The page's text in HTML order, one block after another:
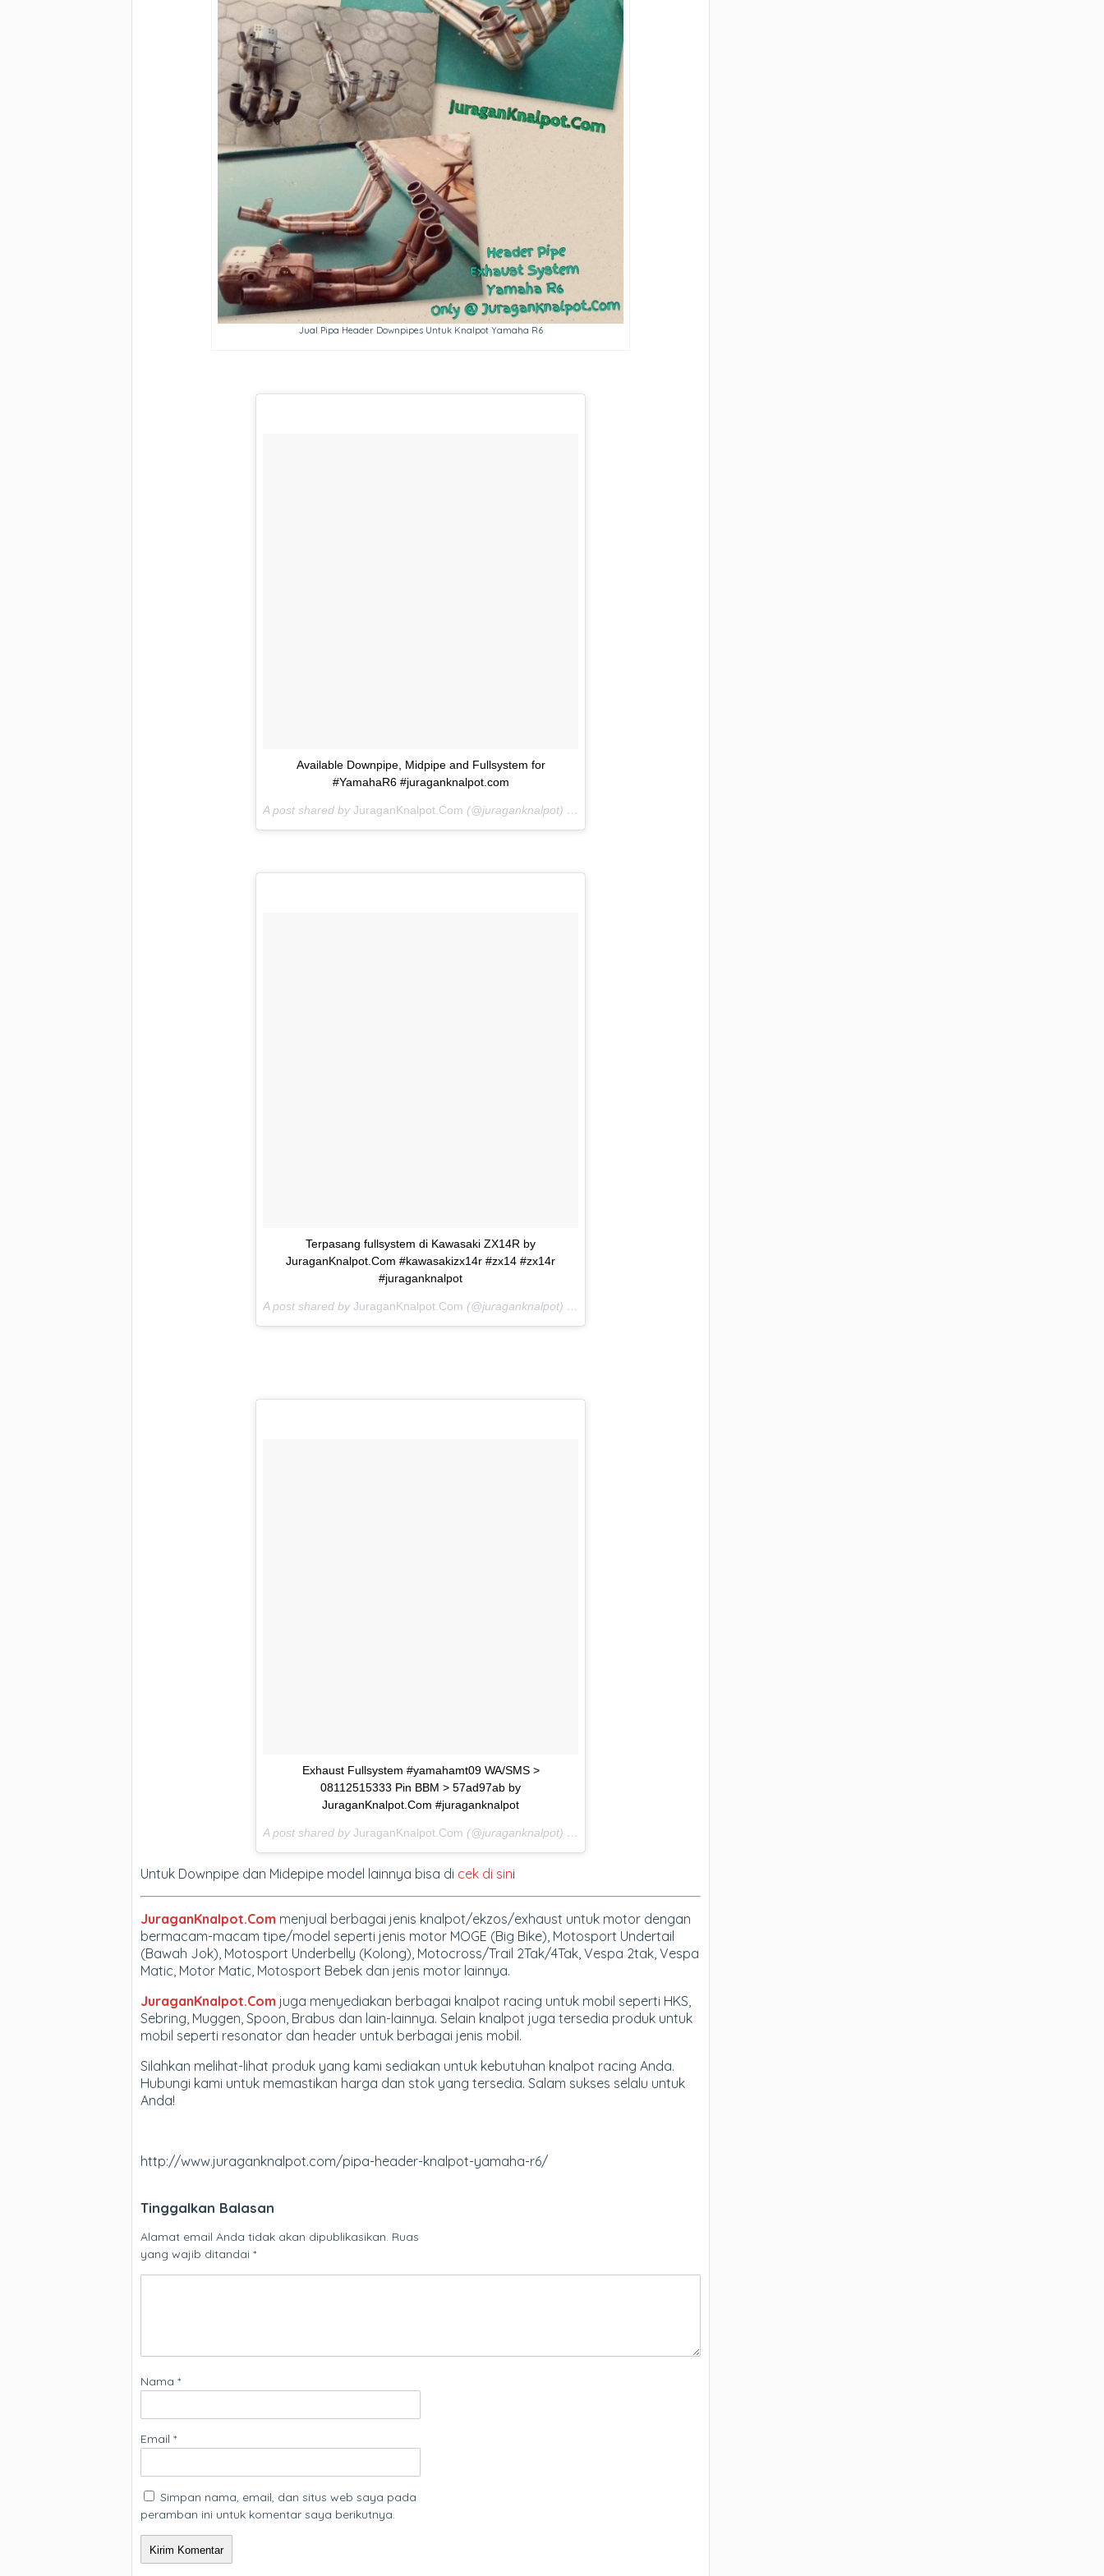
Jual Pipa Header Downpipes Untuk Knalpot Yamaha R6
Available Downpipe, Midpipe and Fullsystem for
#YamahaR6 #juraganknalpot.com
A post shared by JuraganKnalpot.Com (@juraganknalpot) on
Terpasang fullsystem di Kawasaki ZX14R by
JuraganKnalpot.Com #kawasakizx14r #zx14 #zx14r
#juraganknalpot
A post shared by JuraganKnalpot.Com (@juraganknalpot) on
Exhaust Fullsystem #yamahamt09 WA/SMS >
08112515333 Pin BBM > 57ad97ab by
JuraganKnalpot.Com #juraganknalpot
A post shared by JuraganKnalpot.Com (@juraganknalpot) on
Untuk Downpipe dan Midepipe model lainnya bisa di cek di sini
JuraganKnalpot.Com menjual berbagai jenis knalpot/ekzos/exhaust untuk motor dengan
bermacam-macam tipe/model seperti jenis motor MOGE (Big Bike), Motosport Undertail
(Bawah Jok), Motosport Underbelly (Kolong), Motocross/Trail 2Tak/4Tak, Vespa 2tak, Vespa
Matic, Motor Matic, Motosport Bebek dan jenis motor lainnya.
JuraganKnalpot.Com juga menyediakan berbagai knalpot racing untuk mobil seperti HKS,
Sebring, Muggen, Spoon, Brabus dan lain-lainnya. Selain knalpot juga tersedia produk untuk
mobil seperti resonator dan header untuk berbagai jenis mobil.
Silahkan melihat-lihat produk yang kami sediakan untuk kebutuhan knalpot racing Anda.
Hubungi kami untuk memastikan harga dan stok yang tersedia. Salam sukses selalu untuk
Anda!
http://www.juraganknalpot.com/pipa-header-knalpot-yamaha-r6/
Tinggalkan Balasan
Alamat email Anda tidak akan dipublikasikan. Ruas
yang wajib ditandai *
Nama *
Email *
Simpan nama, email, dan situs web saya pada
peramban ini untuk komentar saya berikutnya.